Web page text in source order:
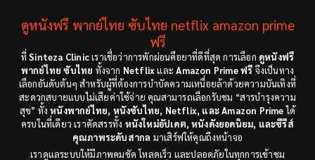
Dance เต้น (6)
Detective สืบสวน(18)
Disaster(9)
Disney+(8)
1971
1962
ดูหนังฟรี พากย์ไทย ซับไทย netflix amazon prime
ฟรี
ที่Sinteza Clinicเราเชื่อว่าการพักผ่อนคือยาที่ดีที่สุด การเลือก ดูหนังฟรี
พากย์ไทย ซับไทย ทั้งจาก NetflixและAmazon Prime ฟรี จึงเป็นทาง
เลือกอันดับต้นๆ สำหรับผู้ที่ต้องการบำบัดความเหนื่อยล้าด้วยความบันเทิงที่
สะดวกสบายแบบไม่เสียค่าใช้จ่าย คุณสามารถเลือกรับชม “สารบำรุงความ
สุข” ทั้งหนังพากย์ไทย, หนังซับไทย, Netflix, และ Amazon Primeได้
ครบในที่เดียว เราคัดสรรทั้ง หนังใหม่อัปเดต, หนังดังยอดนิยม, และซีรีส์
คุณภาพระดับสากล มาเสิร์ฟให้คุณถึงหน้าจอ
เราดูแลระบบให้มีภาพคมชัด โหลดเร็ว และปลอดภัยในทุกการเข้าชม